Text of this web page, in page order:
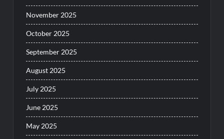
November 2025
October 2025
September 2025
August 2025
July 2025
June 2025
May 2025